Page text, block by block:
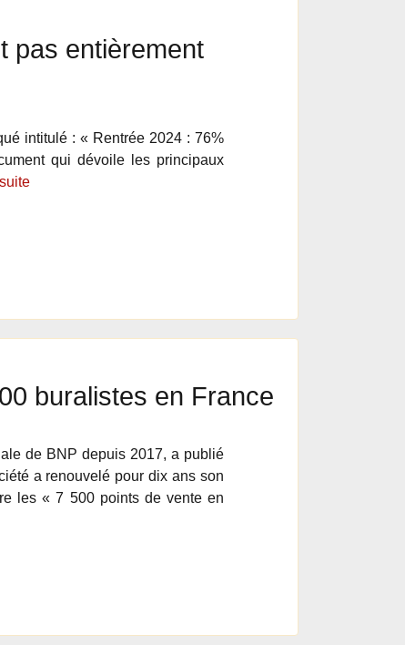
pas entièrement
intitulé : « Rentrée 2024 : 76%
qui dévoile les principaux
buralistes en France
de BNP depuis 2017, a publié
a renouvelé pour dix ans son
les « 7 500 points de vente en